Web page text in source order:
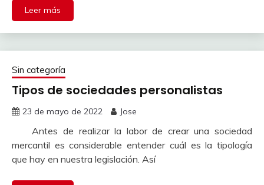
Leer más
Sin categoría
Tipos de sociedades personalistas
23 de mayo de 2022 Jose
Antes de realizar la labor de crear una sociedad
mercantil es considerable entender cuál es la tipología
que hay en nuestra legislación. Así